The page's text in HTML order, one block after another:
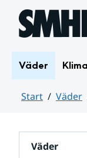
Hoppa till sidans
Väder
Start Väder
Väder